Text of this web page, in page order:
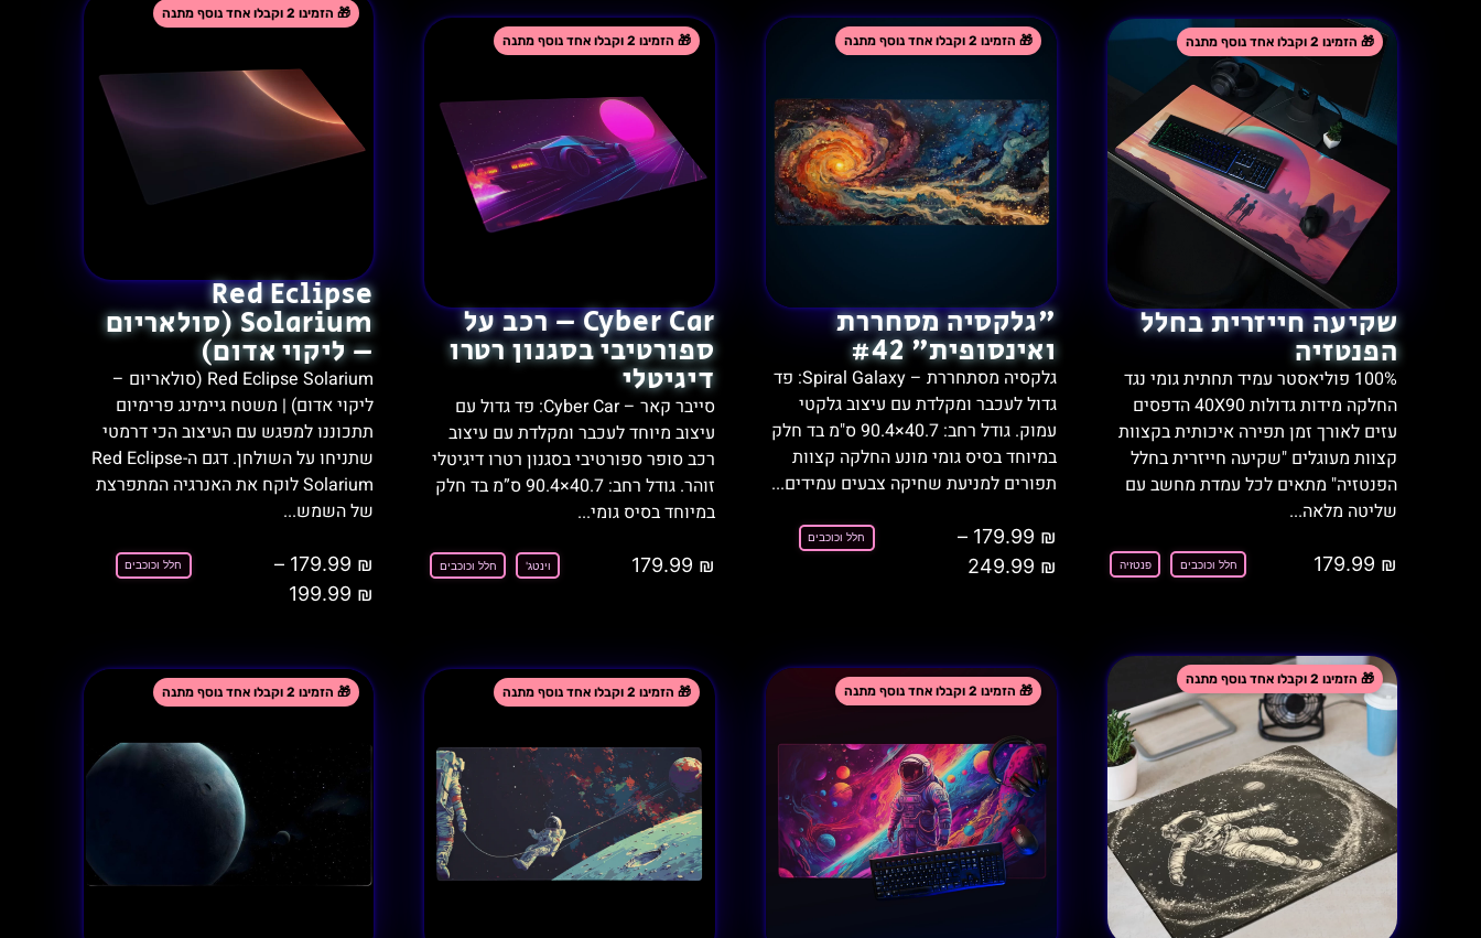
שקיעה חייזרית בחלל
הפנטזיה
100% פוליאסטר עמיד תחתית גומי נגד
החלקה מידות גדולות 40X90 הדפסים
עזים לאורך זמן תפירה איכותית בקצוות
קצוות מעוגלים "שקיעה חייזרית בחלל
הפנטזיה" מתאים לכל עמדת מחשב עם
שליטה מלאה...
179.99 ₪ חלל וכוכבים פנטזיה
"גלקסיה מסחררת
ואינסופית" #42
גלקסיה מסתחררת – Spiral Galaxy: פד
גדול לעכבר ומקלדת עם עיצוב גלקטי
עמוק. גודל רחב: ‎90.4×40.7 ס"מ בד חלק
במיוחד בסיס גומי מונע החלקה קצוות
תפורים למניעת שחיקה צבעים עמידים...
179.99 ₪
–
249.99 ₪
חלל וכוכבים
Cyber Car – רכב על
ספורטיבי בסגנון רטרו
דיגיטלי
סייבר קאר – Cyber Car: פד גדול עם
עיצוב מיוחד לעכבר ומקלדת עם עיצוב
רכב סופר ספורטיבי בסגנון רטרו דיגיטלי
זוהר. גודל רחב: ‎90.4×40.7 ס”מ בד חלק
במיוחד בסיס גומי...
179.99 ₪ וינטג' חלל וכוכבים
Red Eclipse
Solarium (סולאריום
– ליקוי אדום)
Red Eclipse Solarium (סולאריום –
ליקוי אדום) | משטח גיימינג פרימיום
תתכוננו למפגש עם העיצוב הכי דרמטי
שתניחו על השולחן. דגם ה-Red Eclipse
Solarium לוקח את האנרגיה המתפרצת
של השמש...
179.99 ₪
–
199.99 ₪
חלל וכוכבים